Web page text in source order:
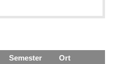
Semester Ort